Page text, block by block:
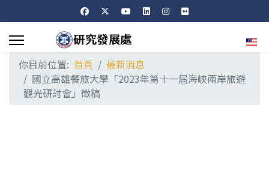
選擇
你目前位置: 首頁
最新消息
國立高雄餐旅大學「2023年第十一屆海峽兩岸旅遊
觀光研討會」徵稿